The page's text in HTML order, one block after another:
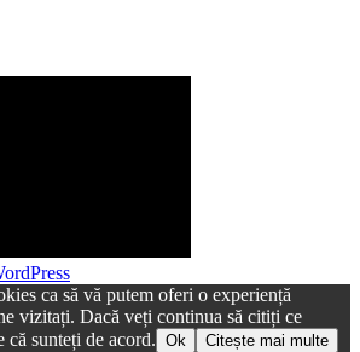
ca să vă putem oferi o experiență
vizitați. Dacă veți continua să citiți ce
că sunteți de acord. Ok Citește mai multe